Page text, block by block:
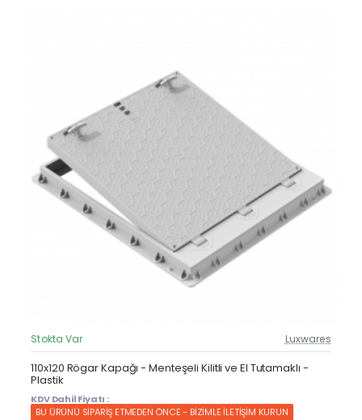
Güncel Fiyat
Yeni Ürün
Stokta Var Luxwares
110x120 Rögar Kapağı - Menteşeli Kilitli ve El Tutamaklı -
Plastik
KDV Dahil Fiyatı :
BU ÜRÜNÜ SİPARİŞ ETMEDEN ÖNCE - BİZİMLE İLETİŞİM KURUN